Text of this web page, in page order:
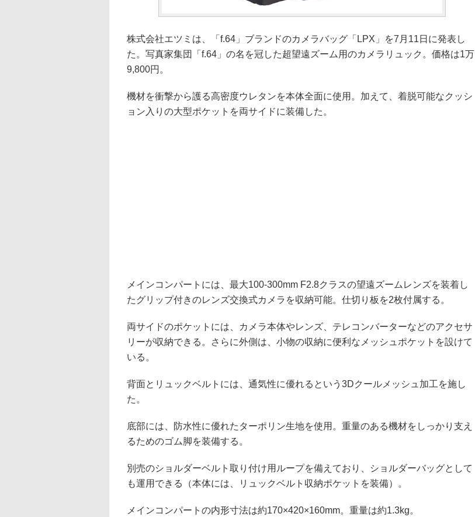
株式会社エツミは、「f.64」ブランドのカメラバッグ「LPX」を7月11日に発表し
た。写真家集団「f.64」の名を冠した超望遠ズーム用のカメラリュック。価格は1万
9,800円。
機材を衝撃から護る高密度ウレタンを本体全面に使用。加えて、着脱可能なクッシ
ョン入りの大型ポケットを両サイドに装備した。
メインコンパートには、最大100-300mm F2.8クラスの望遠ズームレンズを装着し
たグリップ付きのレンズ交換式カメラを収納可能。仕切り板を2枚付属する。
両サイドのポケットには、カメラ本体やレンズ、テレコンバーターなどのアクセサ
リーが収納できる。さらに外側は、小物の収納に便利なメッシュポケットを設けて
いる。
背面とリュックベルトには、通気性に優れるという3Dクールメッシュ加工を施し
た。
底部には、防水性に優れたターポリン生地を使用。重量のある機材をしっかり支え
るためのゴム脚を装備する。
別売のショルダーベルト取り付け用ループを備えており、ショルダーバッグとして
も運用できる（本体には、リュックベルト収納ポケットを装備）。
メインコンパートの内形寸法は約170×420×160mm。重量は約1.3kg。